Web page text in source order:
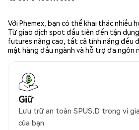
Với Phemex, bạn có thể khai thác nhiều
Từ giao dịch spot đầu tiên đến tận
futures nâng cao, tất cả tính năng đều
mật hàng đầu ngành và hỗ trợ đa ngôn
Giữ
Lưu trữ an toàn SPUS.D trong ví
của bạn